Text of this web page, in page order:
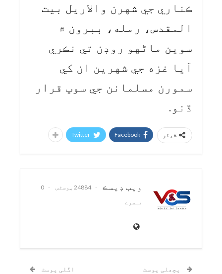
ڪناري جي شهرن والاريل بيت
المقدس، رمله، ببرون ۾
سوين ماڻهو روڊن تي نڪري
آيا غزه جي شهرين ان کي
سمورن مسلمانن جي سوڀ قرار
ڏنو.
شیئر Facebook
Twitter
ويب ڊيسڪ 24884 پوسٹس
0
تبصرے
پچھلی پوسٹ اگلی پوسٹ